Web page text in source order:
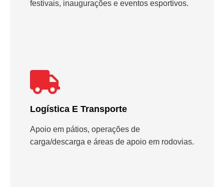
festivais, inaugurações e eventos esportivos.
Logística E Transporte
Apoio em pátios, operações de
carga/descarga e áreas de apoio em rodovias.